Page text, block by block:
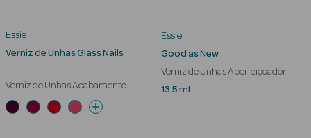
envelhecimento
Essie
Verniz de Unhas Glass Nails
Verniz de Unhas Acabamento
Vidrado
Essie
Good as New
Verniz de Unhas Aperfeiçoador
13.5 ml